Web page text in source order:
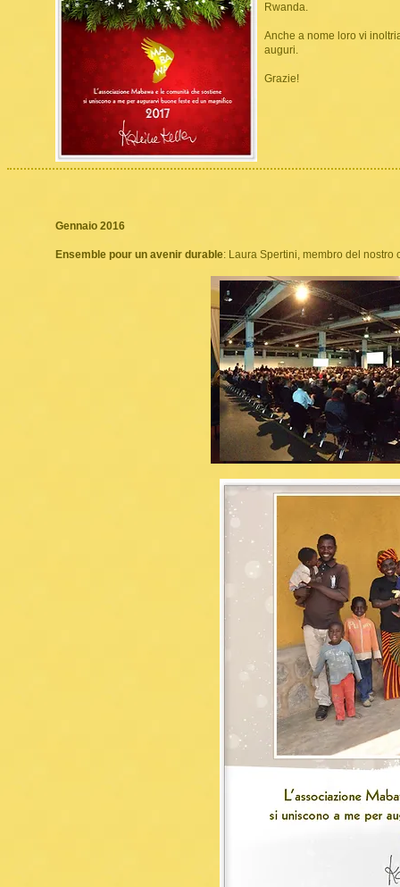
Rwanda.
Anche a nome loro vi
auguri.
Grazie!
Gennaio 2016
Ensemble pour un avenir durable: Laura Spertini, membro del